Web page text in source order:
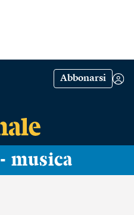
Abbonarsi
musica